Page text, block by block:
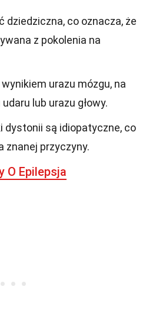
dziedziczna, co oznacza, że
z pokolenia na
urazu mózgu, na
lub urazu głowy.
dystonii są idiopatyczne, co
znanej przyczyny.
O Epilepsja